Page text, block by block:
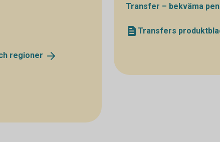
regioner
Transfer – bekväma
Transfers